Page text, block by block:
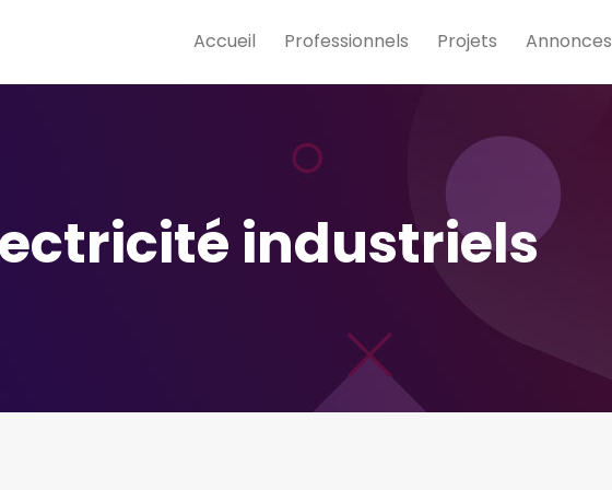
Accueil Professionnels Projets Annonces
industriels